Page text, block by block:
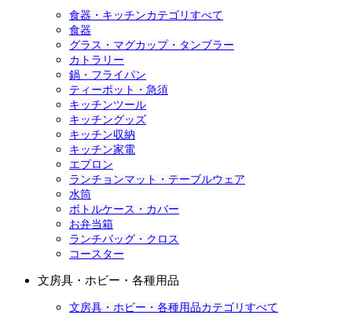
食器・キッチンカテゴリすべて
食器
グラス・マグカップ・タンブラー
カトラリー
鍋・フライパン
ティーポット・急須
キッチンツール
キッチングッズ
キッチン収納
キッチン家電
エプロン
ランチョンマット・テーブルウェア
水筒
ボトルケース・カバー
お弁当箱
ランチバッグ・クロス
コースター
文房具・ホビー・各種用品
文房具・ホビー・各種用品カテゴリすべて